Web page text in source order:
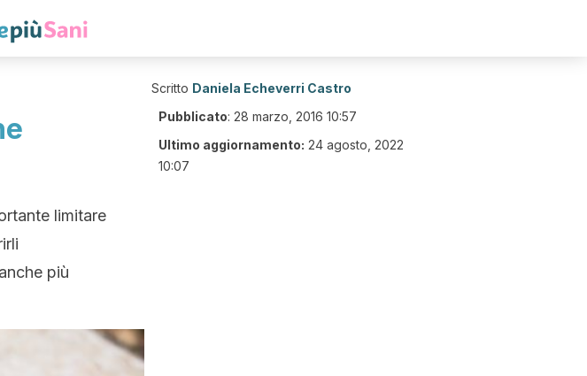
limitare
più
Scritto Daniela Echeverri Castro
Pubblicato: 28 marzo, 2016 10:57
Ultimo aggiornamento: 24 agosto, 2022
10:07